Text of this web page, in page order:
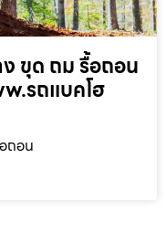
ขุด ถม รื้อถอน
รถแบคโฮ
ถอน